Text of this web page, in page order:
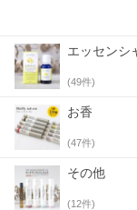
エッセンシ
(49件)
お香
(47件)
その他
(12件)